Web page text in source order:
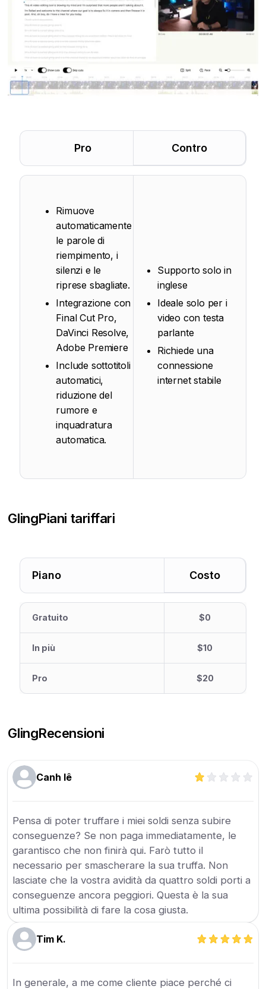
Pro Contro
Rimuove
automaticamente
le parole di
riempimento, i
silenzi e le
riprese sbagliate.
Integrazione con
Final Cut Pro,
DaVinci Resolve,
Adobe Premiere
Include sottotitoli
automatici,
riduzione del
rumore e
inquadratura
automatica.
Supporto solo in
inglese
Ideale solo per i
video con testa
parlante
Richiede una
connessione
internet stabile
GlingPiani tariffari
Piano Costo
Gratuito $0
In più $10
Pro $20
GlingRecensioni
Canh lê
Pensa di poter truffare i miei soldi senza subire
conseguenze? Se non paga immediatamente, le
garantisco che non finirà qui. Farò tutto il
necessario per smascherare la sua truffa. Non
lasciate che la vostra avidità da quattro soldi porti a
conseguenze ancora peggiori. Questa è la sua
ultima possibilità di fare la cosa giusta.
Tim K.
In generale, a me come cliente piace perché ci